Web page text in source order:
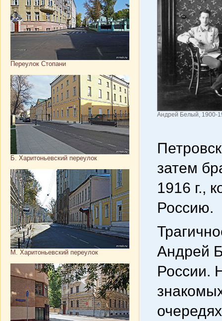
Переулок Стопани
Б. Харитоньевский переулок
М. Харитоньевский переулок
Андрей Белый, 1900-
затем
1916 г.,
Россию.
Андрей
России.